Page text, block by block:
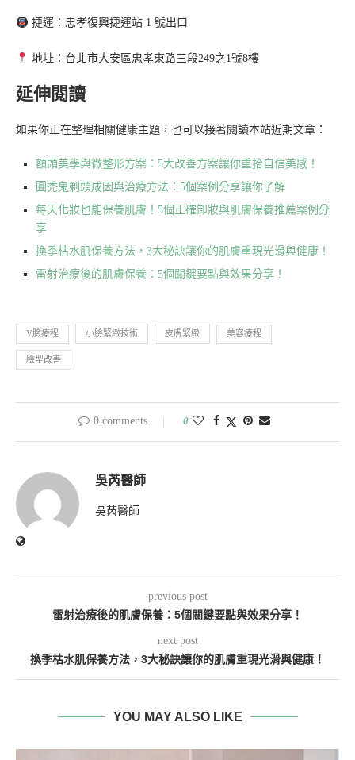
捷運：忠孝復興捷運站 1 號出口
地址：台北市大安區忠孝東路三段249之1號8樓
延伸閱讀
如果你正在整理相關健康主題，也可以接著閱讀本站近期文章：
額頭美學與微整形方案：5大改善方案讓你重拾自信美感！
圓禿鬼剃頭成因與治療方法：5個案例分享讓你了解
每天化妝也能保養肌膚！5個正確卸妝與肌膚保養推薦案例分
享
換季枯水肌保養方法，3大秘訣讓你的肌膚重現光滑與健康！
雷射治療後的肌膚保養：5個關鍵要點與效果分享！
V臉療程 小臉緊緻技術 皮膚緊緻 美容療程
臉型改善
0 comments 0
吳芮醫師
吳芮醫師
previous post
雷射治療後的肌膚保養：5個關鍵要點與效果分享！
next post
換季枯水肌保養方法，3大秘訣讓你的肌膚重現光滑與健康！
YOU MAY ALSO LIKE